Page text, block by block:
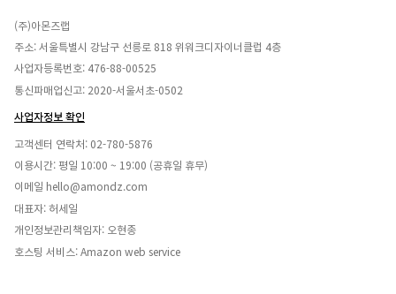
(주)아몬즈랩
주소: 서울특별시 강남구 선릉로 818 위워크디자이너클럽 4층
사업자등록번호: 476-88-00525
통신파매업신고: 2020-서울서초-0502
사업자정보 확인
고객센터 연락처: 02-780-5876
이용시간: 평일 10:00 ~ 19:00 (공휴일 휴무)
이메일 hello@amondz.com
대표자: 허세일
개인정보관리책임자: 오현종
호스팅 서비스: Amazon web service